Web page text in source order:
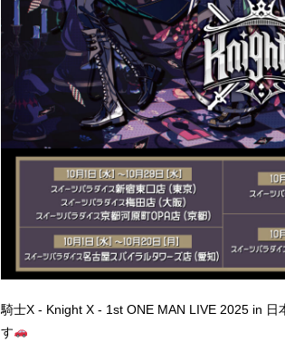
騎士X - Knight X - 1st ONE MAN LIVE 2025 in
す